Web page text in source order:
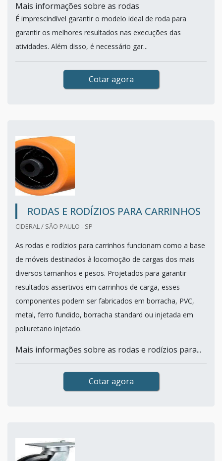
Mais informações sobre as rodas
É imprescindível garantir o modelo ideal de roda para
garantir os melhores resultados nas execuções das
atividades. Além disso, é necessário gar...
Cotar agora
RODAS E RODÍZIOS PARA CARRINHOS
CIDERAL / SÃO PAULO - SP
As rodas e rodízios para carrinhos funcionam como a base
de móveis destinados à locomoção de cargas dos mais
diversos tamanhos e pesos. Projetados para garantir
resultados assertivos em carrinhos de carga, esses
componentes podem ser fabricados em borracha, PVC,
metal, ferro fundido, borracha standard ou injetada em
poliuretano injetado.
Mais informações sobre as rodas e rodízios para...
Cotar agora